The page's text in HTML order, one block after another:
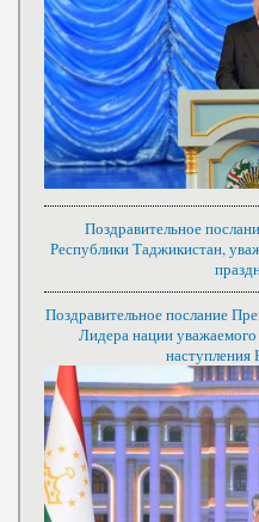
Поздравительное
Республики Таджикистан,
Поздравительное послание
Лидера нации
наступления